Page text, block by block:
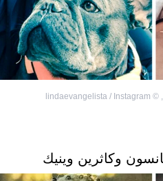
,
©
lindaevangelista / Instagram